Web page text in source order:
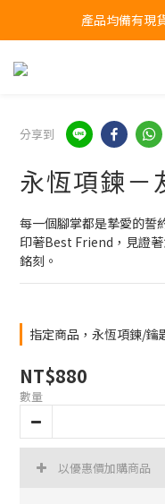
台北
產品均備有現
台北
分享到
永恆項鍊－
每一個腳掌都是摯愛的誓
印著Best Friend，見證
銘刻。
指定商品，永恆項鍊/鑰
NT$880
數量
以優惠價加購商品